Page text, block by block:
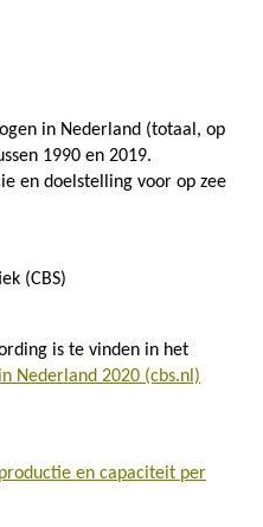
in Nederland (totaal, op
1990 en 2019.
en doelstelling voor op zee
(CBS)
is te vinden in het
Nederland 2020 (cbs.nl)
en capaciteit per